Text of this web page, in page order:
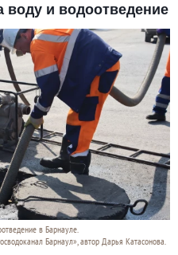
воду и водоотведение
в Барнауле.
Барнаул», автор Дарья Катасонова.